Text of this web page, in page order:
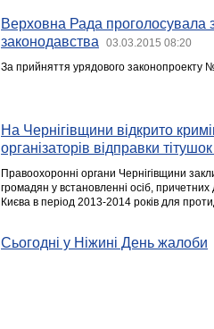
Верховна Рада проголосувала
законодавства
03.03.2015 08:20
За прийняття урядового законопроекту
На Чернігівщини відкрито
організаторів відправки
Правоохоронні органи Чернігівщини
громадян у встановленні осіб, причетних
Києва в період 2013-2014 років для
Сьогодні у Ніжині День жалоби